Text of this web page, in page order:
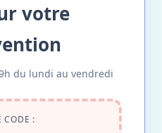
votre
du lundi au vendredi
CODE :